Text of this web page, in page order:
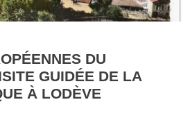
DU
GUIDÉE DE LA
À LODÈVE